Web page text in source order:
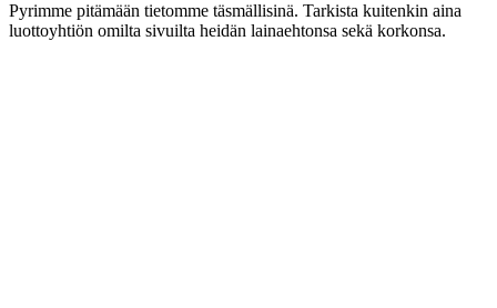
Pyrimme pitämään tietomme täsmällisinä. Tarkista kuitenkin aina
luottoyhtiön omilta sivuilta heidän lainaehtonsa sekä korkonsa.